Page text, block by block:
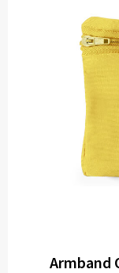
Armband